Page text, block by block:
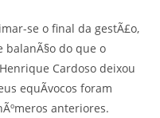
se o final da gestÃ£o,
balanÃ§o do que o
Cardoso deixou
equÃ­vocos foram
anteriores.